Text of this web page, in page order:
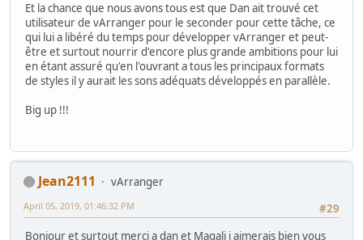
Et la chance que nous avons tous est que Dan ait trouvé cet
utilisateur de vArranger pour le seconder pour cette tâche, ce
qui lui a libéré du temps pour développer vArranger et peut-
être et surtout nourrir d'encore plus grande ambitions pour lui
en étant assuré qu'en l'ouvrant a tous les principaux formats
de styles il y aurait les sons adéquats développés en parallèle.
Big up !!!
Jean2111
vArranger
#29
April 05, 2019, 01:46:32 PM
Bonjour et surtout merci a dan et Magali j aimerais bien vous